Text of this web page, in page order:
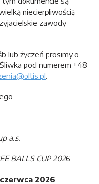
niecierpliwością
zawody
lub życzeń prosimy o
pod numerem +48
a.s.
BALLS CUP 2026
2026